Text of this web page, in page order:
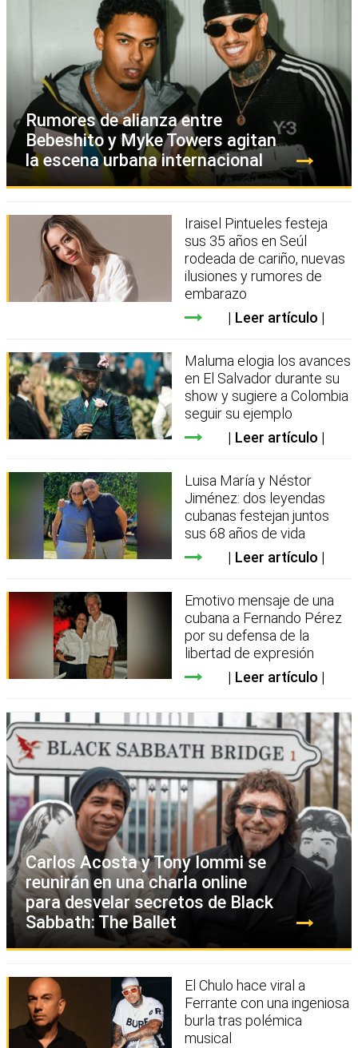
Rumores de alianza entre
Bebeshito y Myke Towers agitan
la escena urbana internacional
Iraisel Pintueles festeja
sus 35 años en Seúl
rodeada de cariño, nuevas
ilusiones y rumores de
embarazo
Leer artículo
Maluma elogia los avances
en El Salvador durante su
show y sugiere a Colombia
seguir su ejemplo
Leer artículo
Luisa María y Néstor
Jiménez: dos leyendas
cubanas festejan juntos
sus 68 años de vida
Leer artículo
Emotivo mensaje de una
cubana a Fernando Pérez
por su defensa de la
libertad de expresión
Leer artículo
Carlos Acosta y Tony Iommi se
reunirán en una charla online
para desvelar secretos de Black
Sabbath: The Ballet
El Chulo hace viral a
Ferrante con una ingeniosa
burla tras polémica
musical